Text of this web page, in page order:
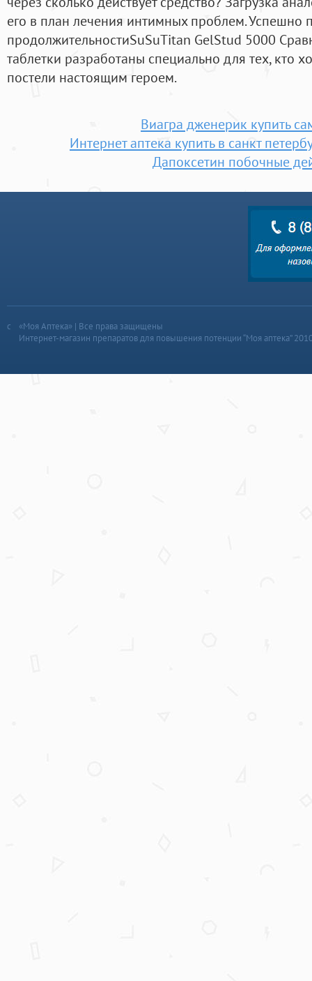
его в план лечения интимных проблем. Успешно
продолжительностиSuSuTitan GelStud 5000
таблетки разработаны специально для тех, кто
постели настоящим героем.
Виагра дженерик купить
Интернет аптека купить в санкт
Дапоксетин побочные
«Моя Аптека» | Все права защищены
Интернет-магазин препаратов для повышения потенции “Моя аптека”